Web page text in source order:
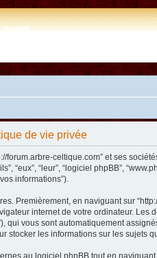
de vie privée
celtique.com” et ses
“eux”, “leur”, “logiciel phpBB”,
informations”).
Premièrement, en naviguant sur
internet de votre ordinateur. Les
qui vous sont automatiquement
stocker les informations sur les sujets
au logiciel phpBB tout en